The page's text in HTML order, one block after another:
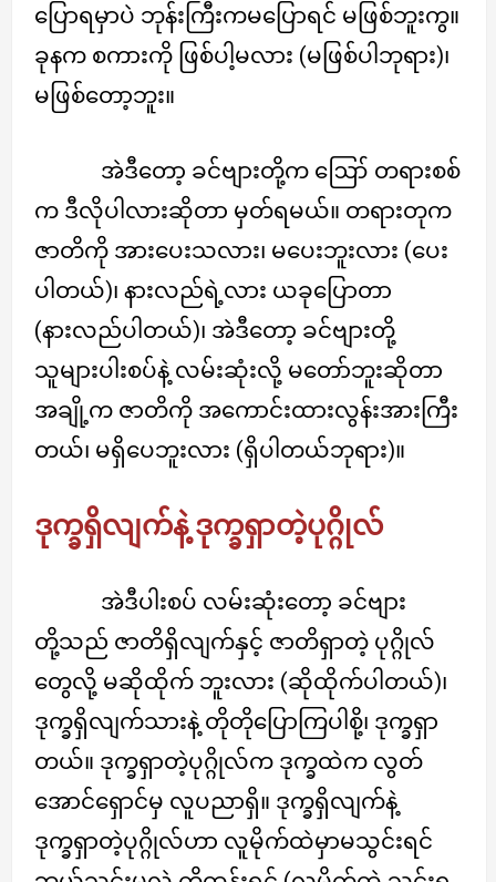
ပြောရမှာပဲ ဘုန်းကြီးကမပြောရင် မဖြစ်ဘူးကွ။
ခုနက စကားကို ဖြစ်ပါ့မလား (မဖြစ်ပါဘုရား)၊
မဖြစ်တော့ဘူး။
အဲဒီတော့ ခင်ဗျားတို့က ဪ တရားစစ်
က ဒီလိုပါလားဆိုတာ မှတ်ရမယ်။ တရားတုက
ဇာတိကို အားပေးသလား၊ မပေးဘူးလား (ပေး
ပါတယ်)၊ နားလည်ရဲ့လား ယခုပြောတာ
(နားလည်ပါတယ်)၊ အဲဒီတော့ ခင်ဗျားတို့
သူများပါးစပ်နဲ့ လမ်းဆုံးလို့ မတော်ဘူးဆိုတာ
အချို့က ဇာတိကို အကောင်းထားလွန်းအားကြီး
တယ်၊ မရှိပေဘူးလား (ရှိပါတယ်ဘုရား)။
ဒုက္ခရှိလျက်နဲ့ ဒုက္ခရှာတဲ့ပုဂ္ဂိုလ်
အဲဒီပါးစပ် လမ်းဆုံးတော့ ခင်ဗျား
တို့သည် ဇာတိရှိလျက်နှင့် ဇာတိရှာတဲ့ ပုဂ္ဂိုလ်
တွေလို့ မဆိုထိုက် ဘူးလား (ဆိုထိုက်ပါတယ်)၊
ဒုက္ခရှိလျက်သားနဲ့ တိုတိုပြောကြပါစို့၊ ဒုက္ခရှာ
တယ်။ ဒုက္ခရှာတဲ့ပုဂ္ဂိုလ်က ဒုက္ခထဲက လွတ်
အောင်ရှောင်မှ လူပညာရှိ။ ဒုက္ခရှိလျက်နဲ့
ဒုက္ခရှာတဲ့ပုဂ္ဂိုလ်ဟာ လူမိုက်ထဲမှာမသွင်းရင်